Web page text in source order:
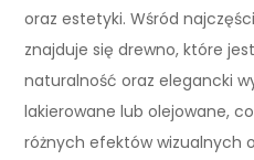
oraz estetyki. Wśród
znajduje się drewno, które
naturalność oraz elegancki
lakierowane lub olejowane,
różnych efektów wizualnych